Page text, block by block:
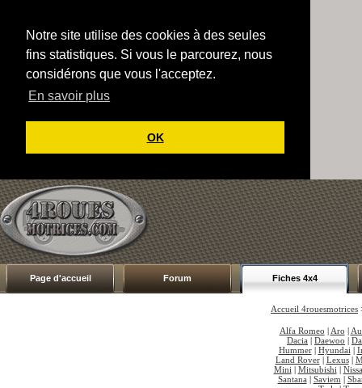
Notre site utilise des cookies à des seules
fins statistiques. Si vous le parcourez, nous
considérons que vous l'acceptez.
En savoir plus
OK
Page d'accueil Forum Fiches 4x4
Accueil 4rouesmotrices
Alfa Romeo | Aro |
Dacia | Daewoo |
Hummer| Hyundai |
Land Rover| Lexus|
Mini | Mitsubishi |
Santana | Saviem |